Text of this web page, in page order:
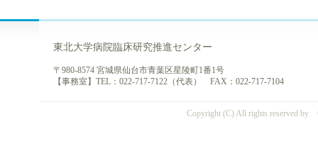
東北大学病院臨床研究推進センター
〒980-8574 宮城県仙台市青葉区星陵町1番1号
【事務室】TEL：022-717-7122（代表） FAX：022-717-7104
Copyright (C) All rights reserved by